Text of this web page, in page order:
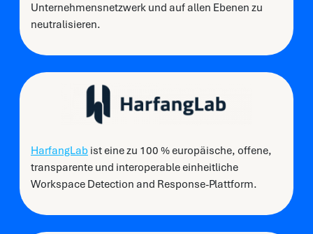
Unternehmensnetzwerk und auf allen Ebenen zu
neutralisieren.
HarfangLab ist eine zu 100 % europäische, offene,
transparente und interoperable einheitliche
Workspace Detection and Response-Plattform.